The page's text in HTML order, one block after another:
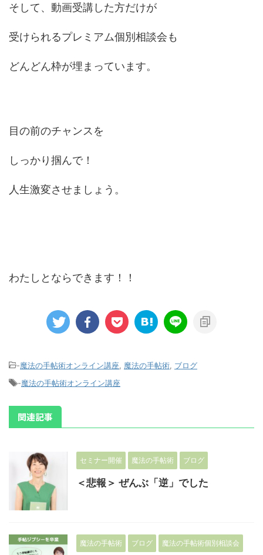
そして、動画受講した方だけが
受けられるプレミアム個別相談会も
どんどん枠が埋まっています。
目の前のチャンスを
しっかり掴んで！
人生激変させましょう。
わたしとならできます！！
-魔法の手帖術オンライン講座 魔法の手帖術 ブログ
-魔法の手帖術オンライン講座
関連記事
セミナー開催 魔法の手帖術 ブログ
＜悲報＞ ぜんぶ「逆」でした
魔法の手帖術 ブログ 魔法の手帖術個別相談会